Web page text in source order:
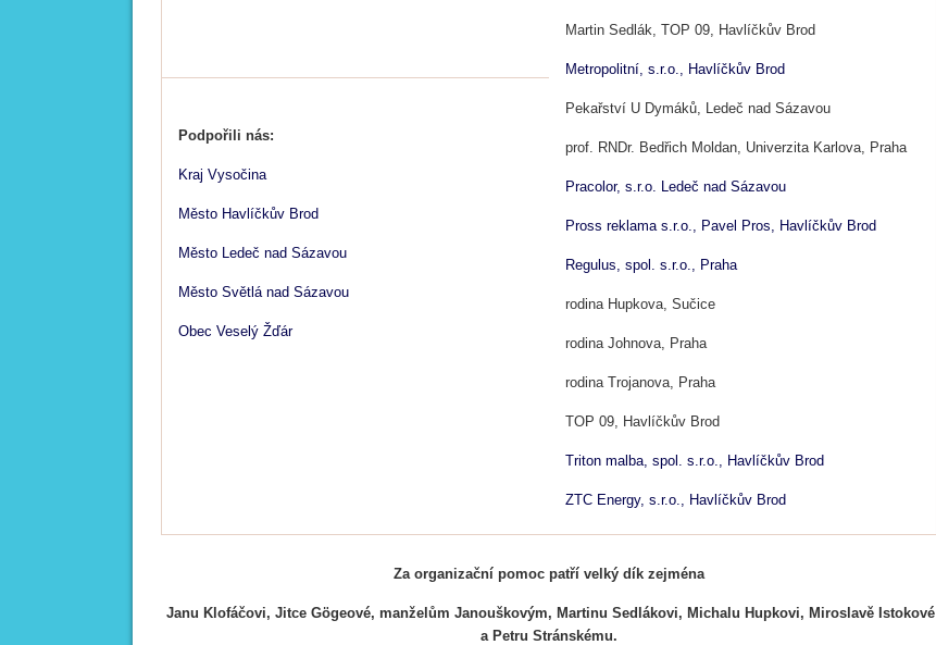
Martin Sedlák, TOP 09, Havlíčkův Brod
Metropolitní, s.r.o., Havlíčkův Brod
Pekařství U Dymáků, Ledeč nad Sázavou
prof. RNDr. Bedřich Moldan, Univerzita Karlova, Praha
Pracolor, s.r.o. Ledeč nad Sázavou
Pross reklama s.r.o., Pavel Pros, Havlíčkův Brod
Regulus, spol. s.r.o., Praha
rodina Hupkova, Sučice
rodina Johnova, Praha
rodina Trojanova, Praha
TOP 09, Havlíčkův Brod
Triton malba, spol. s.r.o., Havlíčkův Brod
ZTC Energy, s.r.o., Havlíčkův Brod
Podpořili nás:
Kraj Vysočina
Město Havlíčkův Brod
Město Ledeč nad Sázavou
Město Světlá nad Sázavou
Obec Veselý Žďár
Za organizační pomoc patří velký dík zejména
Janu Klofáčovi, Jitce Gögeové, manželům Janouškovým, Martinu Sedlákovi,Michalu Hupkovi, Miroslavě Istokové
a Petru Stránskému.